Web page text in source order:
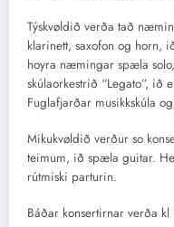
Týskvøldið verða tað
klarinett, saxofon og
hoyra næmingar spæla
skúlaorkestrið “Legato”,
Fuglafjarðar musikkskúla
Mikukvøldið verður so
teimum, ið spæla guitar.
rútmiski parturin.
Báðar konsertirnar verða